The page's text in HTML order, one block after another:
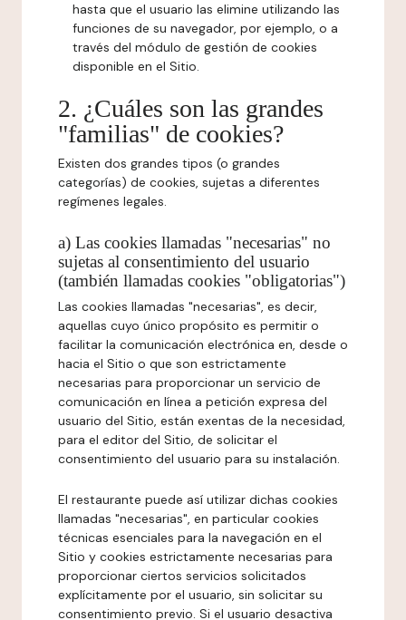
hasta que el usuario las elimine utilizando las
funciones de su navegador, por ejemplo, o a
través del módulo de gestión de cookies
disponible en el Sitio.
2. ¿Cuáles son las grandes
"familias" de cookies?
Existen dos grandes tipos (o grandes
categorías) de cookies, sujetas a diferentes
regímenes legales.
a) Las cookies llamadas "necesarias" no
sujetas al consentimiento del usuario
(también llamadas cookies "obligatorias")
Las cookies llamadas "necesarias", es decir,
aquellas cuyo único propósito es permitir o
facilitar la comunicación electrónica en, desde o
hacia el Sitio o que son estrictamente
necesarias para proporcionar un servicio de
comunicación en línea a petición expresa del
usuario del Sitio, están exentas de la necesidad,
para el editor del Sitio, de solicitar el
consentimiento del usuario para su instalación.
El restaurante puede así utilizar dichas cookies
llamadas "necesarias", en particular cookies
técnicas esenciales para la navegación en el
Sitio y cookies estrictamente necesarias para
proporcionar ciertos servicios solicitados
explícitamente por el usuario, sin solicitar su
consentimiento previo. Si el usuario desactiva